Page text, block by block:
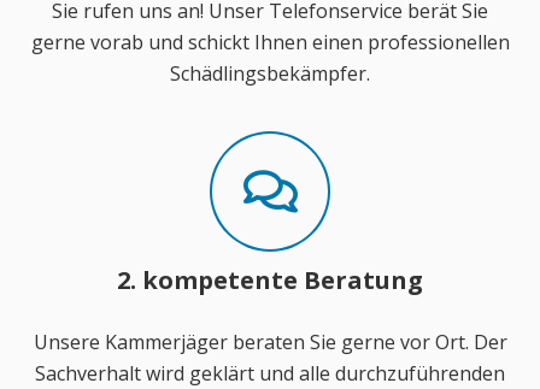
Sie rufen uns an! Unser Telefonservice berät Sie
gerne vorab und schickt Ihnen einen professionellen
Schädlingsbekämpfer.
2. kompetente Beratung
Unsere Kammerjäger beraten Sie gerne vor Ort. Der
Sachverhalt wird geklärt und alle durchzuführenden